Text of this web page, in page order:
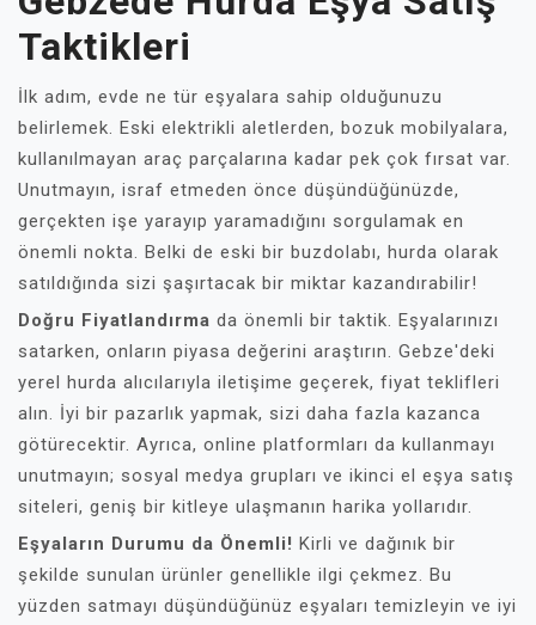
Taktikleri
İlk adım, evde ne tür eşyalara sahip olduğunuzu
belirlemek. Eski elektrikli aletlerden, bozuk mobilyalara,
kullanılmayan araç parçalarına kadar pek çok fırsat var.
Unutmayın, israf etmeden önce düşündüğünüzde,
gerçekten işe yarayıp yaramadığını sorgulamak en
önemli nokta. Belki de eski bir buzdolabı, hurda olarak
satıldığında sizi şaşırtacak bir miktar kazandırabilir!
Doğru Fiyatlandırma da önemli bir taktik. Eşyalarınızı
satarken, onların piyasa değerini araştırın. Gebze'deki
yerel hurda alıcılarıyla iletişime geçerek, fiyat teklifleri
alın. İyi bir pazarlık yapmak, sizi daha fazla kazanca
götürecektir. Ayrıca, online platformları da kullanmayı
unutmayın; sosyal medya grupları ve ikinci el eşya satış
siteleri, geniş bir kitleye ulaşmanın harika yollarıdır.
Eşyaların Durumu da Önemli! Kirli ve dağınık bir
şekilde sunulan ürünler genellikle ilgi çekmez. Bu
yüzden satmayı düşündüğünüz eşyaları temizleyin ve iyi